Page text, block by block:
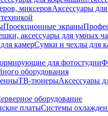
миксеровАксессуары
Проекционные экраны
аксессуары для умных
камерСумки и чехлы для
для фотостудии
оборудования
ТВ-тюнерыАксессуары
оборудование
платыСистемы